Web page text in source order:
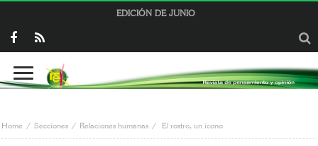
EDICIÓN DE JUNIO
Home Secciones Relaciones humanas El rostro, un icono